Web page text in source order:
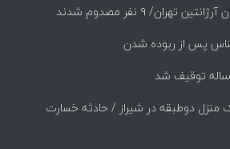
۹ نفر مصدوم شدند
پس از ربوده شدن
توقیف شد
دوطبقه در شیراز / حادثه خسارت